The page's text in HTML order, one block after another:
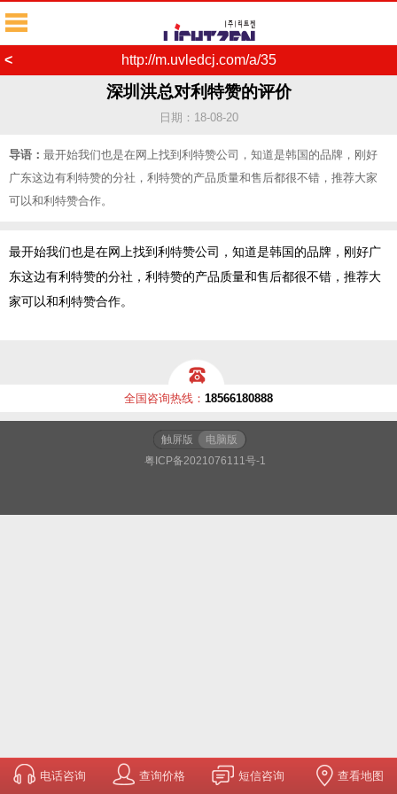
< http://m.uvledcj.com/a/35
深圳洪总对利特赞的评价
日期：18-08-20
导语： 最开始我们也是在网上找到利特赞公司，知道是韩国的品牌，刚好
广东这边有利特赞的分社，利特赞的产品质量和售后都很不错，推荐大家
可以和利特赞合作。
最开始我们也是在网上找到利特赞公司，知道是韩国的品牌，刚好广
东这边有利特赞的分社，利特赞的产品质量和售后都很不错，推荐大
家可以和利特赞合作。
全国咨询热线： 18566180888
触屏版
电脑版
粤ICP备2021076111号-1
电话咨询 查询价格 短信咨询 查看地图